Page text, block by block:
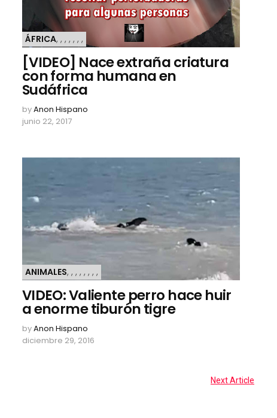
ÁFRICA, , , , , , ,
[VIDEO] Nace extraña criatura
con forma humana en
Sudáfrica
byAnon Hispano
junio 22, 2017
ANIMALES, , , , , , , ,
VIDEO: Valiente perro hace huir
a enorme tiburón tigre
byAnon Hispano
diciembre 29, 2016
Next Article